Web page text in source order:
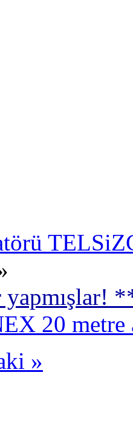
yapmışlar!
20 metre
»